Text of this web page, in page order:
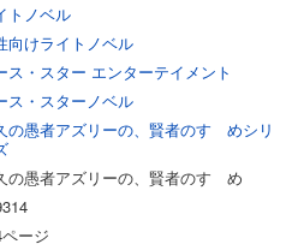
トノベル
向けライトノベル
ス・スター エンターテイメント
ス・スターノベル
の愚者アズリーの、賢者のすゝめシリ
の愚者アズリーの、賢者のすゝめ
ージ